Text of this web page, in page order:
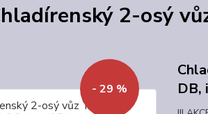
2-osý
- 29 %
DB,